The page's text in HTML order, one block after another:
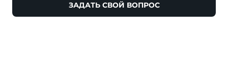
ЗАДАТЬ СВОЙ ВОПРОС